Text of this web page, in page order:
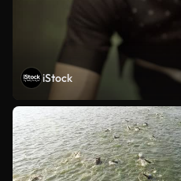
iStock